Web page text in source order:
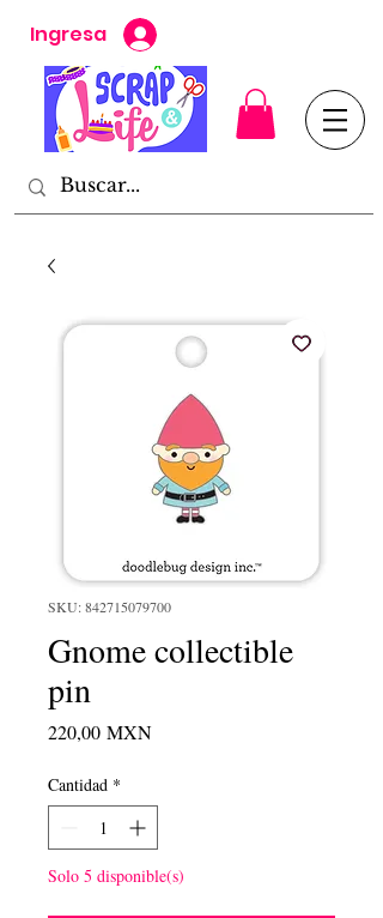
Ingresa
SKU: 842715079700
Gnome collectible
pin
220,00 MXNPrecio
Cantidad *
Solo 5 disponible(s)